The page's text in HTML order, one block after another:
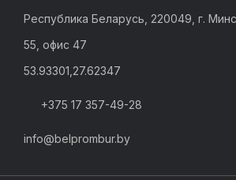
Республика Беларусь, 220049, г.
55, офис 47
53.93301,27.62347
+375 17 357-49-28
info@belprombur.by